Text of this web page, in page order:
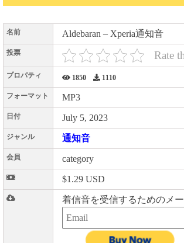
名前 Aldebaran – Xperia通知音
投票 Rate
プロパティ 1850 1110
フォーマット MP3
日付 July 5, 2023
ジャンル 通知音
会員 category
$1.29 USD
着信音を受信するためのメ